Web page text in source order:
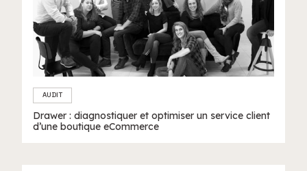
AUDIT
Drawer : diagnostiquer et optimiser un service client
d’une boutique eCommerce